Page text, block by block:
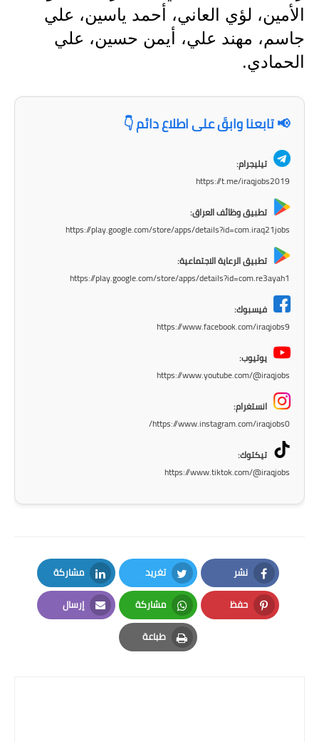
صحة وطب
فن ومشاهير
الأمين، لؤي العاني، أحمد ياسين، علي
جاسم، مهند علي، أيمن حسين، علي
الحمادي.
📢 تابعنا وابقَ على اطلاع دائم 👇
تيليجرام:
https://t.me/iraqjobs2019
تطبيق وظائف العراق:
https://play.google.com/store/apps/details?id=com.iraq21jobs
تطبيق الرعاية الاجتماعية:
https://play.google.com/store/apps/details?id=com.re3ayah1
فيسبوك:
https://www.facebook.com/iraqjobs9
يوتيوب:
https://www.youtube.com/@iraqjobs
انستغرام:
https://www.instagram.com/iraqjobs0/
تيكتوك:
https://www.tiktok.com/@iraqjobs
نشر
Facebook
تغريد
Twitter
مشاركة
LinkedIn
حفظ
Pinterest
مشاركة
Whatsapp
إرسال
Email
طباعة
Print